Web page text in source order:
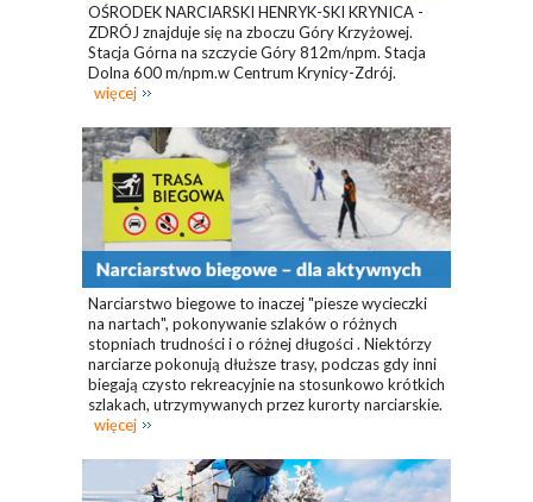
OŚRODEK NARCIARSKI HENRYK-SKI KRYNICA -
ZDRÓJ znajduje się na zboczu Góry Krzyżowej.
Stacja Górna na szczycie Góry 812m/npm. Stacja
Dolna 600 m/npm.w Centrum Krynicy-Zdrój.
więcej
Narciarstwo biegowe to inaczej "piesze wycieczki
na nartach", pokonywanie szlaków o różnych
stopniach trudności i o różnej długości . Niektórzy
narciarze pokonują dłuższe trasy, podczas gdy inni
biegają czysto rekreacyjnie na stosunkowo krótkich
szlakach, utrzymywanych przez kurorty narciarskie.
więcej